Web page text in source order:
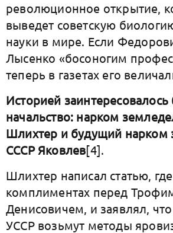
революционное открытие,
выведет советскую
науки в мире. Если
Лысенко «босоногим
теперь в газетах его
Историей
начальство: нарком
Шлихтер и будущий нарком
СССР Яковлев[4].
Шлихтер написал статью,
комплиментах перед
Денисовичем, и заявлял,
УССР возьмут методы